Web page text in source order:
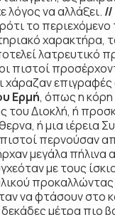
λόγος να αλλάξει. //
το περιεχόμενο
χαρακτήρα,
λατρευτικό
πιστοί
χάραζαν
Ερμή, όπως η
του Διοκλή, ή
ή μια ιέρεια
περνούσαν
μεγάλα πήλινα
με τους
να φτάσουν στο
μέτρα πιο